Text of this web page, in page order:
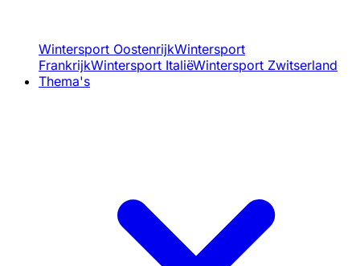
Wintersport OostenrijkWintersport
FrankrijkWintersport ItaliëWintersport Zwitserland
Thema's